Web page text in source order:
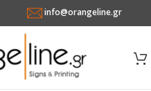
info@orangeline.gr